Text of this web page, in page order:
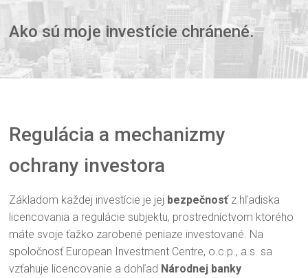
Ako sú moje investície chránené.
Regulácia a mechanizmy
ochrany investora
Základom každej investície je jej bezpečnosťz hľadiska
licencovania a regulácie subjektu, prostredníctvom ktorého
máte svoje ťažko zarobené peniaze investované. Na
spoločnosť European Investment Centre, o.c.p., a.s. sa
vzťahuje licencovanie a dohľad Národnej banky